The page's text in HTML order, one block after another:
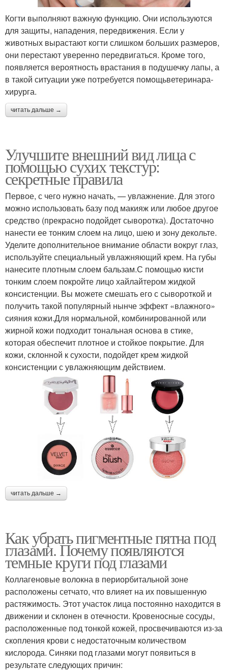
Когти выполняют важную функцию. Они используются
для защиты, нападения, передвижения. Если у
животных вырастают когти слишком больших размеров,
они перестают уверенно передвигаться. Кроме того,
появляется вероятность врастания в подушечку лапы, а
в такой ситуации уже потребуется помощьветеринара-
хирурга.
читать дальше →
Улучшите внешний вид лица с
помощью сухих текстур:
секретные правила
Первое, с чего нужно начать, — увлажнение. Для этого
можно использовать базу под макияж или любое другое
средство (прекрасно подойдет сыворотка). Достаточно
нанести ее тонким слоем на лицо, шею и зону декольте.
Уделите дополнительное внимание области вокруг глаз,
используйте специальный увлажняющий крем. На губы
нанесите плотным слоем бальзам.С помощью кисти
тонким слоем покройте лицо хайлайтером жидкой
консистенции. Вы можете смешать его с сывороткой и
получить такой популярный нынче эффект «влажного»
сияния кожи.Для нормальной, комбинированной или
жирной кожи подходит тональная основа в стике,
которая обеспечит плотное и стойкое покрытие. Для
кожи, склонной к сухости, подойдет крем жидкой
консистенции с увлажняющим действием.
читать дальше →
Как убрать пигментные пятна под
глазами. Почему появляются
темные круги под глазами
Коллагеновые волокна в периорбитальной зоне
расположены сетчато, что влияет на их повышенную
растяжимость. Этот участок лица постоянно находится в
движении и склонен в отечности. Кровеносные сосуды,
расположенные под тонкой кожей, просвечиваются из-за
скопления крови с недостаточным количеством
кислорода. Синяки под глазами могут появиться в
результате следующих причин: